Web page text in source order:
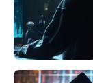
हर खाते के बदले